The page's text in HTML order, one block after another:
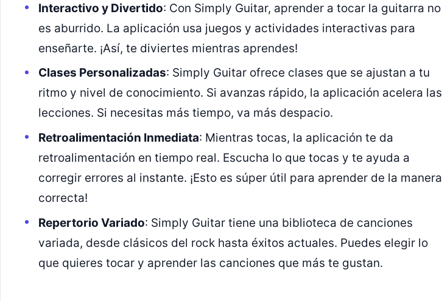
Interactivo y Divertido: Con Simply Guitar, aprender a tocar la guitarra no
es aburrido. La aplicación usa juegos y actividades interactivas para
enseñarte. ¡Así, te diviertes mientras aprendes!
Clases Personalizadas: Simply Guitar ofrece clases que se ajustan a tu
ritmo y nivel de conocimiento. Si avanzas rápido, la aplicación acelera las
lecciones. Si necesitas más tiempo, va más despacio.
Retroalimentación Inmediata: Mientras tocas, la aplicación te da
retroalimentación en tiempo real. Escucha lo que tocas y te ayuda a
corregir errores al instante. ¡Esto es súper útil para aprender de la manera
correcta!
Repertorio Variado: Simply Guitar tiene una biblioteca de canciones
variada, desde clásicos del rock hasta éxitos actuales. Puedes elegir lo
que quieres tocar y aprender las canciones que más te gustan.